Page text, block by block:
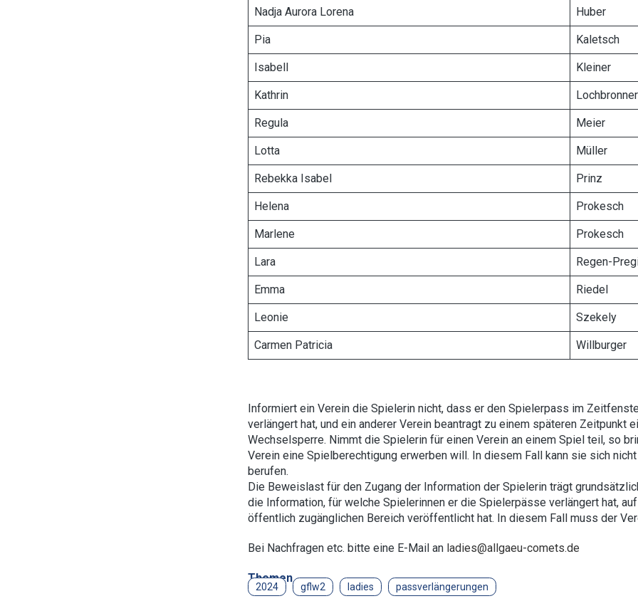
Nadja Aurora Lorena Huber
Pia Kaletsch
Isabell Kleiner
Kathrin Lochbronner
Regula Meier
Lotta Müller
Rebekka Isabel Prinz
Helena Prokesch
Marlene Prokesch
Lara Regen-
Emma Riedel
Leonie Szekely
Carmen Patricia Willburger
Informiert ein Verein die Spielerin nicht, dass er den Spielerpass im
verlängert hat, und ein anderer Verein beantragt zu einem späteren
Wechselsperre. Nimmt die Spielerin für einen Verein an einem Spiel teil, so
Verein eine Spielberechtigung erwerben will. In diesem Fall kann sie sich
berufen.
Die Beweislast für den Zugang der Information der Spielerin trägt
die Information, für welche Spielerinnen er die Spielerpässe verlängert hat,
öffentlich zugänglichen Bereich veröffentlicht hat. In diesem Fall muss der
Bei Nachfragen etc. bitte eine E-Mail an ladies@allgaeu-comets.de
Themen
2024 gflw2 ladies passverlängerungen